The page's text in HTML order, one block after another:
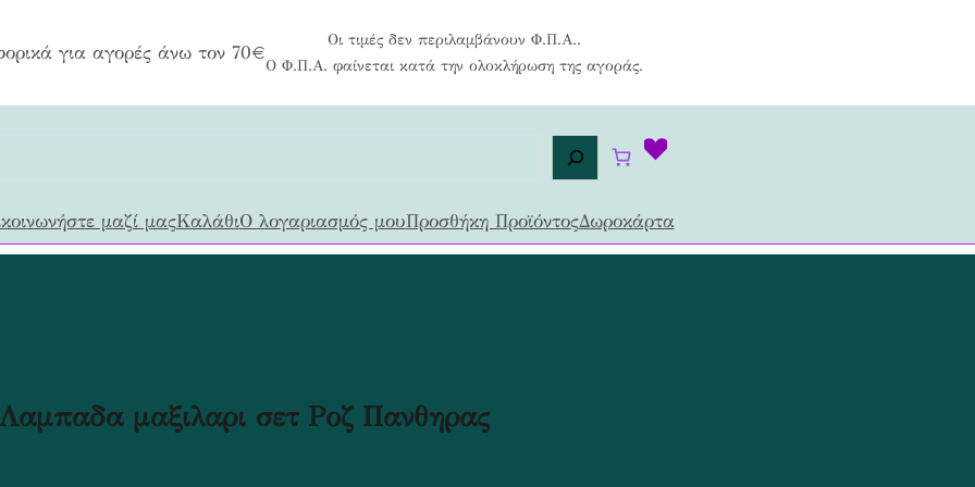
για αγορές άνω τον 70€
Οι τιμές δεν περιλαμβάνουν Φ.Π.Α..
Ο Φ.Π.Α. φαίνεται κατά την ολοκλήρωση της αγοράς.
μαζί μαςΚαλάθιΟ λογαριασμός μουΠροσθήκη ΠροϊόντοςΔωροκάρτα
Λαμπαδα μαξιλαρι σετ Ροζ Πανθηρας